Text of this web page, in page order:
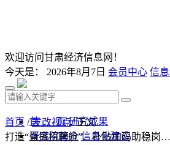
欢迎访问甘肃经济信息网！
今天是： 2026年8月7日 会员中心 信
首 页 研究成果
研究院简介 信息化建设
首页 /发改视点/ 正文
打造“直播招聘舱”、补贴加码助稳岗